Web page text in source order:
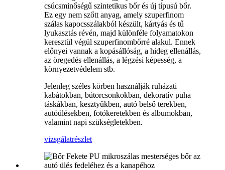
csúcsminőségű szintetikus bőr és új típusú bőr.
Ez egy nem szőtt anyag, amely szuperfinom
szálas kapocsszálakból készült, kártyás és tű
lyukasztás révén, majd különféle folyamatokon
keresztül végül szuperfinombőrré alakul. Ennek
előnyei vannak a kopásállóság, a hideg ellenállás,
az öregedés ellenállás, a légzési képesség, a
környezetvédelem stb.
Jelenleg széles körben használják ruházati
kabátokban, bútorcsonkokban, dekoratív puha
táskákban, kesztyűkben, autó belső terekben,
autóülésekben, fotókeretekben és albumokban,
valamint napi szükségletekben.
vizsgálatrészlet